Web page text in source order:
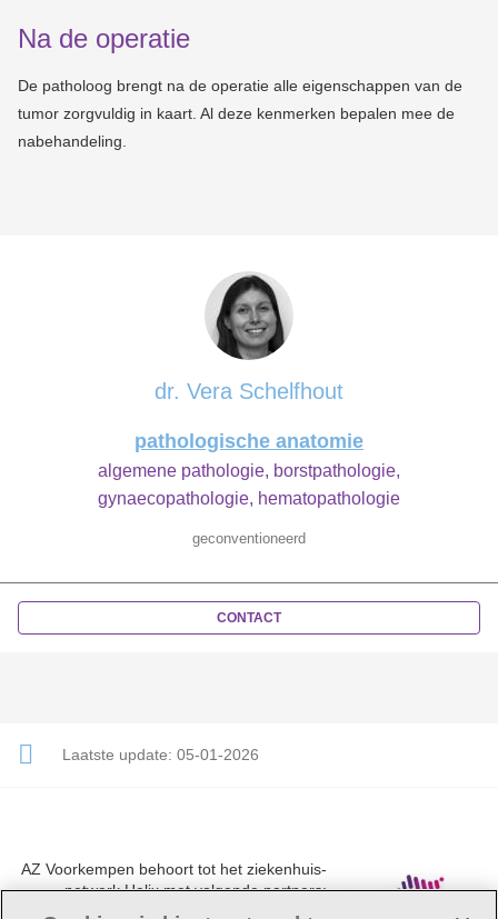
Na de operatie
De patholoog brengt na de operatie alle eigenschappen van de
tumor zorgvuldig in kaart. Al deze kenmerken bepalen mee de
nabehandeling.
dr. Vera Schelfhout
pathologische anatomie
algemene pathologie, borstpathologie,
gynaecopathologie, hematopathologie
geconventioneerd
CONTACT
Laatste update: 05-01-2026
AZ Voorkempen behoort tot het ziekenhuis-
netwerk Helix met volgende partners: